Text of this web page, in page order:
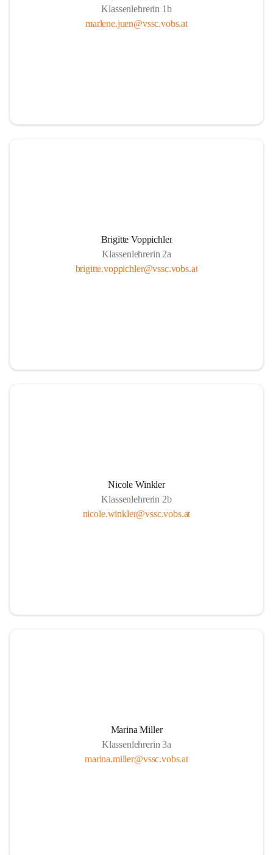
Klassenlehrerin 1b
marlene.juen@vssc.vobs.at
Brigitte Voppichler
Klassenlehrerin 2a
brigitte.voppichler@vssc.vobs.at
Nicole Winkler
Klassenlehrerin 2b
nicole.winkler@vssc.vobs.at
Marina Miller
Klassenlehrerin 3a
marina.miller@vssc.vobs.at